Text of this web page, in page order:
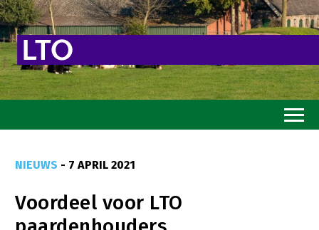
Goed eten
NIEUWS - 7 APRIL 2021
Voordeel voor LTO